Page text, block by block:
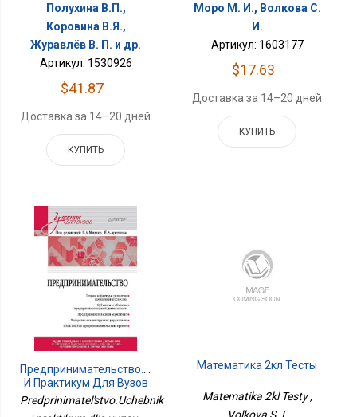
Полухина В.П.,
Коровина В.Я.,
Журавлёв В. П. и др.
Артикул: 1530926
$41.87
Доставка за 14–20 дней
КУПИТЬ
Моро М. И., Волкова С.
И.
Артикул: 1603177
$17.63
Доставка за 14–20 дней
КУПИТЬ
Предпринимательство.Учебник
И Практикум Для Вузов
Predprinimatel'stvo.Uchebnik
Математика 2кл Тесты
Matematika 2kl Testy ,